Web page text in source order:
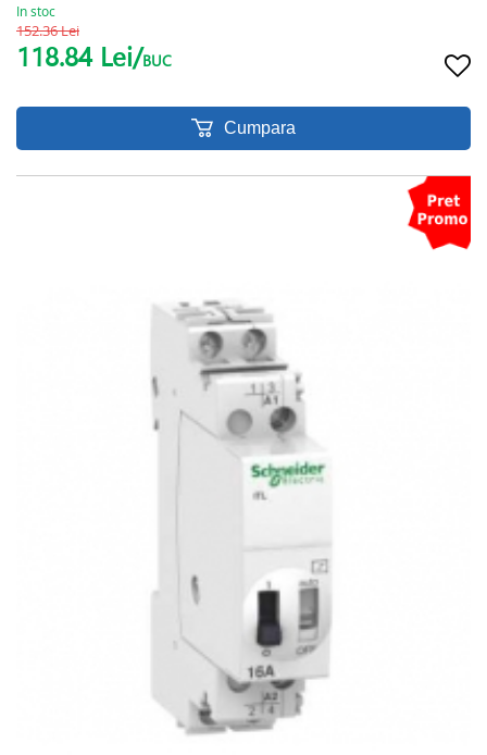
In stoc
152.36 Lei
118.84 Lei/BUC
Cumpara